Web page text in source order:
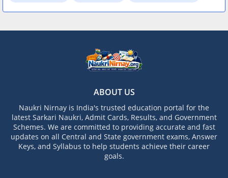
ABOUT US
Naukri Nirnay is India's trusted education portal for the
latest Sarkari Naukri, Admit Cards, Results, and Government
Schemes. We are committed to providing accurate and fast
updates on all Central and State government exams, Answer
Keys, and Syllabus to help students achieve their career
goals.